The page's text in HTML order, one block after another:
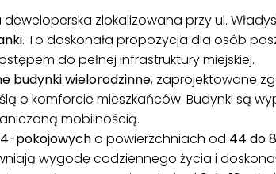
zlokalizowana przy ul.
. To doskonała propozycja dla osób
do pełnej infrastruktury miejskiej.
budynki wielorodzinne, zaprojektowane
o komforcie mieszkańców. Budynki są
mobilnością.
4-pokojowycho powierzchniach od 44 do
wygodę codziennego życia i